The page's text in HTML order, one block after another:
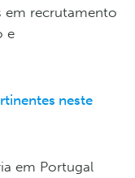
em recrutamento
e
neste
em Portugal